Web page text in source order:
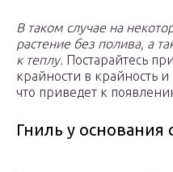
В таком случае на
растение без полива, а
к теплу. Постарайтесь
крайности в крайность
что приведет к
Гниль у основания